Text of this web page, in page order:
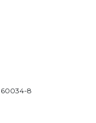
60034-8